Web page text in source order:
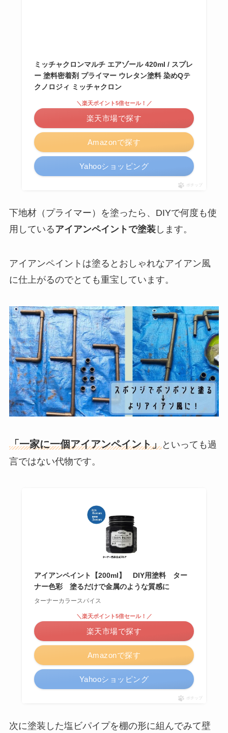
ミッチャクロンマルチ エアゾール 420ml / スプレ
ー 塗料密着剤 プライマー ウレタン塗料 染めQテ
クノロジィ ミッチャクロン
Amazonで探す
＼楽天ポイント5倍セール！／
楽天市場で探す
Yahooショッピング
ポチップ
下地材（プライマー）を塗ったら、DIYで何度も使
用しているアイアンペイントで塗装します。
アイアンペイントは塗るとおしゃれなアイアン風
に仕上がるのでとても重宝しています。
「一家に一個アイアンペイント」といっても過
言ではない代物です。
アイアンペイント【200ml】 DIY用塗料 ター
ナー色彩 塗るだけで金属のような質感に
ターナーカラースパイス
Amazonで探す
＼楽天ポイント5倍セール！／
楽天市場で探す
Yahooショッピング
ポチップ
次に塗装した塩ビパイプを棚の形に組んでみて壁